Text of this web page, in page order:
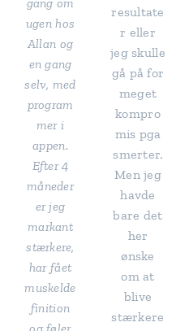
ugen hos
Allan og
en gang
selv, med
program
mer i
appen.
Efter 4
måneder
er jeg
markant
stærkere,
har fået
muskelde
finition
resultate
r eller
jeg skulle
gå på for
meget
kompro
mis pga
smerter.
Men jeg
havde
bare det
her
ønske
om at
blive
stærkere